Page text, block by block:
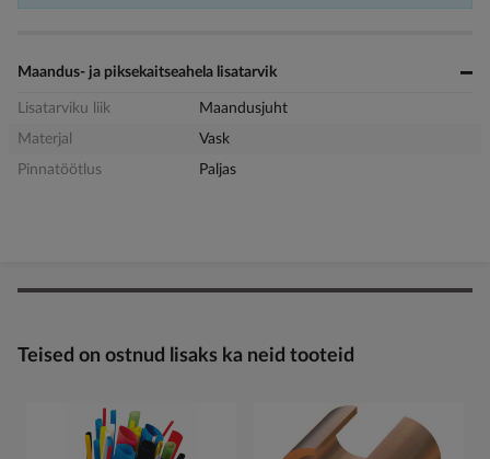
Maandus- ja piksekaitseahela lisatarvik
Lisatarviku liik
Maandusjuht
Materjal
Vask
Pinnatöötlus
Paljas
Teised on ostnud lisaks ka neid tooteid